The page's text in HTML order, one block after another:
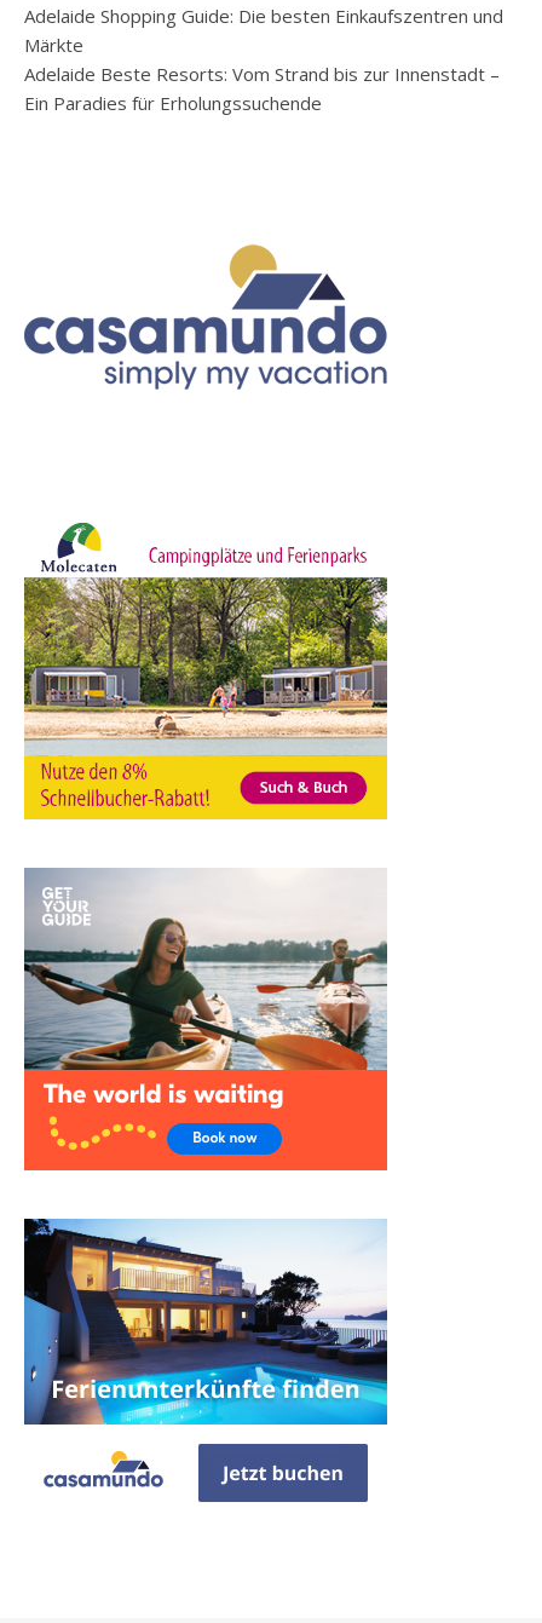
Adelaide Shopping Guide: Die besten Einkaufszentren und
Märkte
Adelaide Beste Resorts: Vom Strand bis zur Innenstadt –
Ein Paradies für Erholungssuchende